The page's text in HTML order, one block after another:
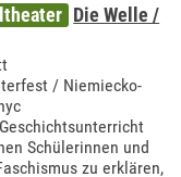
Die Welle /
/ Niemiecko-
Schülerinnen und
zu erklären,